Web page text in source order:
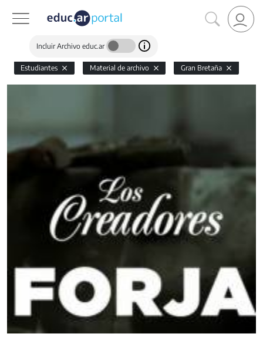
Incluir Archivo educ.ar
Estudiantes Material de archivo Gran Bretaña